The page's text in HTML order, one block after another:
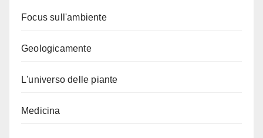
Focus sull'ambiente
Geologicamente
L'universo delle piante
Medicina